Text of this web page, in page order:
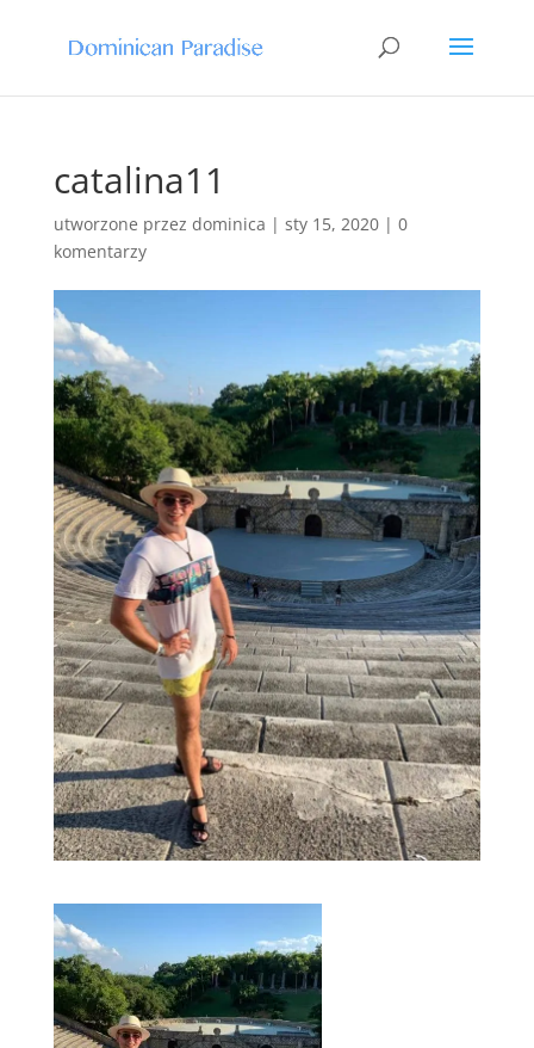
catalina11
utworzone przez dominica | sty 15, 2020| 0
komentarzy